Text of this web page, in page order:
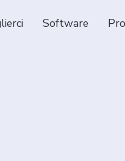
Software